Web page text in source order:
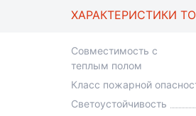
ХАРАКТЕРИСТИКИ
Совместимость с
теплым полом
Класс пожарной
Светоустойчивость